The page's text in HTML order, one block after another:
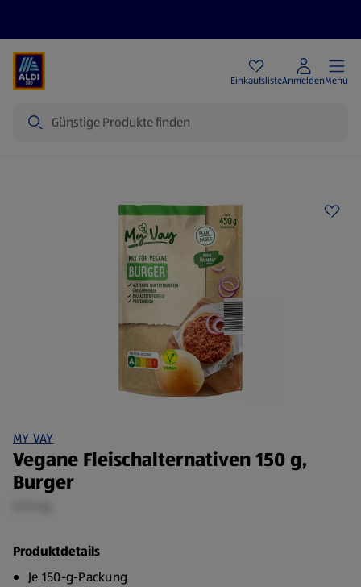
EinkaufslisteAnmeldenMenu
MY VAY
Vegane Fleischalternativen 150 g,
Burger
Produktdetails
Je 150-g-Packung